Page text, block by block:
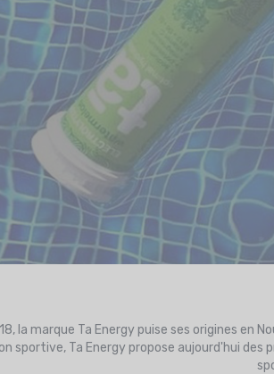
la marque Ta Energy puise ses origines en
sportive, Ta Energy propose aujourd'hui